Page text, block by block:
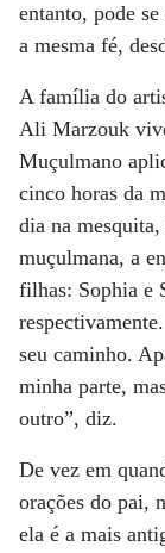
entanto, pode
a mesma fé,
A família do
Ali Marzouk
Muçulmano
cinco horas da
dia na
muçulmana, a
filhas: Sophia e
seu caminho.
minha parte,
outro”, diz.
De vez em
orações do pai,
ela é a mais